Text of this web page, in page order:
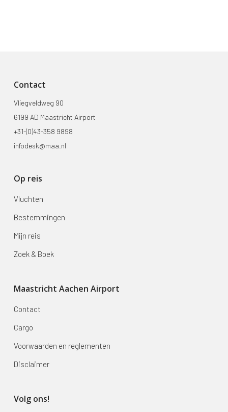
Contact
Vliegveldweg 90
6199 AD Maastricht Airport
+31-(0)43-358 9898
infodesk@maa.nl
Op reis
Vluchten
Bestemmingen
Mijn reis
Zoek & Boek
Maastricht Aachen Airport
Contact
Cargo
Voorwaarden en reglementen
Disclaimer
Volg ons!